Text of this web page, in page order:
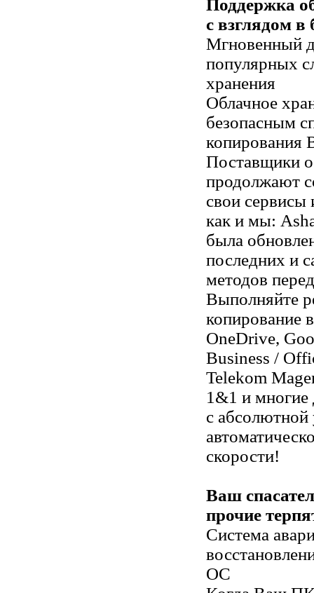
Поддержка
с взглядом в
Мгновенный
популярных
хранения
Облачное
безопасным
копирования
Поставщики
продолжают
свои сервисы
как и мы:
была
последних и
методов
Выполняйте
копирование
OneDrive,
Business /
Telekom
1&1 и многие
с абсолютной
скорости!
Ваш
прочие
Система
ОС